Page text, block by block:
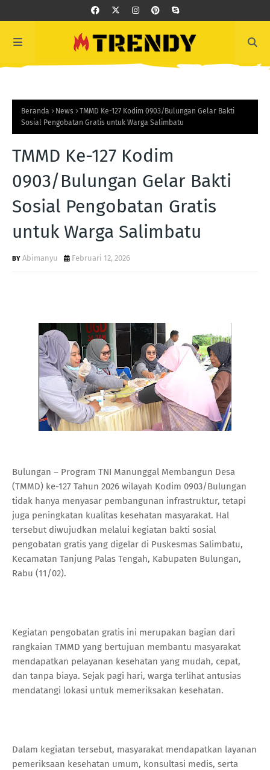
Beranda News
TMMD Ke-127 Kodim 0903/Bulungan Gelar Bakti
Sosial Pengobatan Gratis untuk Warga Salimbatu
TMMD Ke-127 Kodim
0903/Bulungan Gelar Bakti
Sosial Pengobatan Gratis
untuk Warga Salimbatu
Abimanyu Februari 12, 2026
Bulungan – Program TNI Manunggal Membangun Desa
(TMMD) ke-127 Tahun 2026 wilayah Kodim 0903/Bulungan
tidak hanya menyasar pembangunan infrastruktur, tetapi
juga peningkatan kualitas kesehatan masyarakat. Hal
tersebut diwujudkan melalui kegiatan bakti sosial
pengobatan gratis yang digelar di Puskesmas Salimbatu,
Kecamatan Tanjung Palas Tengah, Kabupaten Bulungan,
Rabu (11/02).
Kegiatan pengobatan gratis ini merupakan bagian dari
rangkaian TMMD yang bertujuan membantu masyarakat
mendapatkan pelayanan kesehatan yang mudah, cepat,
dan tanpa biaya. Sejak pagi hari, warga terlihat antusias
mendatangi lokasi untuk memeriksakan kesehatan.
Dalam kegiatan tersebut, masyarakat mendapatkan layanan
pemeriksaan kesehatan umum, konsultasi medis, serta